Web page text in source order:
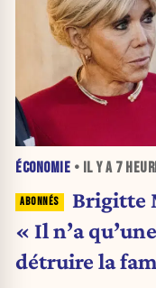
ÉCONOMIE • IL Y A 7
Brigitte
« Il n’a
détruire la